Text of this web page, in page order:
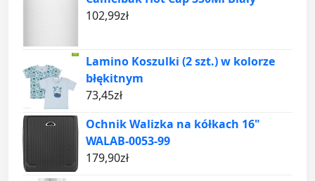
102,99zł
Lamino Koszulki (2 szt.) w kolorze
błękitnym
73,45zł
Ochnik Walizka na kółkach 16"
WALAB-0053-99
179,90zł